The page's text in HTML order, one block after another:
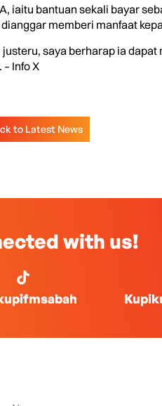
iaitu bantuan sekali bayar
memberi manfaat
saya berharap ia
Info X
to Latest News
with us!